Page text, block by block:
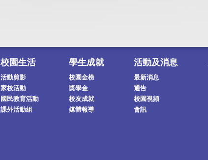
校園生活
活動剪影
家校活動
國民教育活動
課外活動組
學生成就
校園金榜
獎學金
校友成就
媒體報導
活動及消息
最新消息
通告
校園視頻
會訊